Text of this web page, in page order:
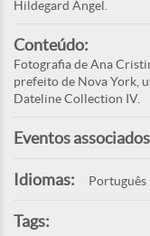
Hildegard Angel.
Conteúdo:
Fotografia de Ana
prefeito de Nova York,
Dateline Collection IV.
Eventos
Idiomas: Português
Tags: